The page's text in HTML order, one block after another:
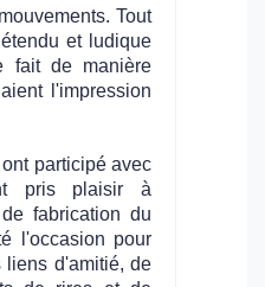
Tout
et ludique
fait de manière
l'impression
participé avec
pris plaisir à
fabrication du
l'occasion pour
liens d'amitié, de